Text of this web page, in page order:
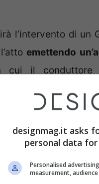
l’intervento di un
emettendo
cui il conduttore
se ciò
e sarà tenuto
rilevanti sul
chiavi, cosa
designmag.it asks
personal data
Personalised
measurement,